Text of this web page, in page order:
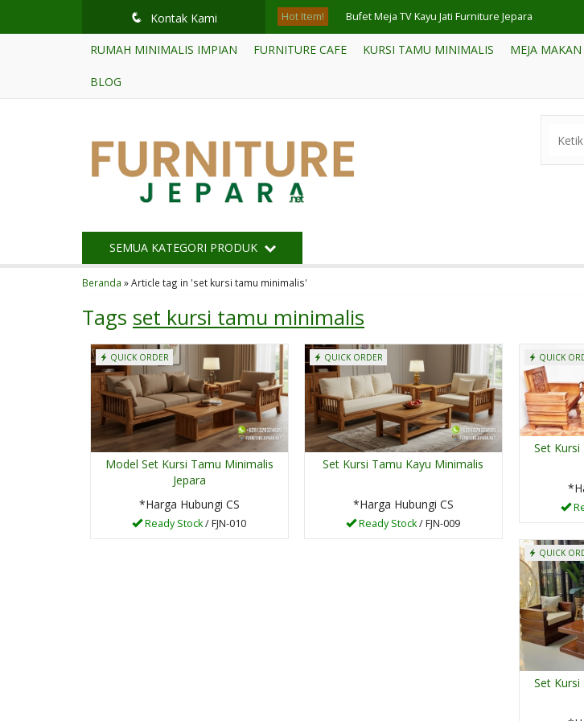
q Kontak Kami Hot Item! Bufet Meja TV Kayu Jati Furniture Jepara
Meja Makan 4 Kursi Model Minimalis Dari Kayu Jati
Model Meja Kursi Cafe Minimalis Villa Bogor
RUMAH MINIMALIS IMPIAN FURNITURE CAFE KURSI TAMU MINIMALIS MEJA
BLOG
SEMUA KATEGORI PRODUK
Beranda »Article tag in 'set kursi tamu minimalis'
Tags set kursi tamu minimalis
QUICK ORDER
Model Set Kursi Tamu Minimalis
Jepara
*Harga Hubungi CS
Ready Stock/ FJN-010
QUICK ORDER
Set Kursi Tamu Kayu Minimalis
*Harga Hubungi CS
Ready Stock/ FJN-009
QUICK
Set Kursi
QUICK
Set Kursi